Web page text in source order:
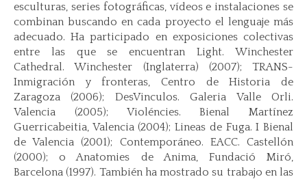
esculturas, series fotográficas, vídeos e instalaciones se
combinan buscando en cada proyecto el lenguaje más
adecuado. Ha participado en exposiciones colectivas
entre las que se encuentran Light. Winchester
Cathedral. Winchester (Inglaterra) (2007); TRANS-
Inmigración y fronteras, Centro de Historia de
Zaragoza (2006); DesVinculos. Galeria Valle Orli.
Valencia (2005); Violéncies. Bienal Martínez
Guerricabeitia, Valencia (2004); Lineas de Fuga. I Bienal
de Valencia (2001); Contemporáneo. EACC. Castellón
(2000); o Anatomies de Anima, Fundació Miró,
Barcelona (1997). También ha mostrado su trabajo en las